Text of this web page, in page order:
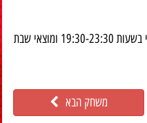
משחקי הליגה לבוגרים מתקיימים בימי שישי בשעות 19:30-23:30 ומוצאי שבת
משחק הבא